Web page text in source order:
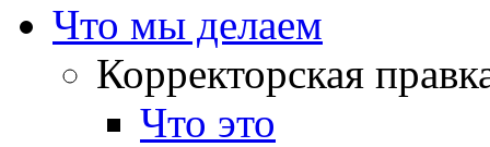
Что мы делаем
Корректорская
Что это